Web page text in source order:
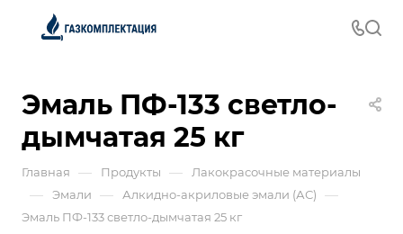
Эмаль ПФ-133 светло-
дымчатая 25 кг
Главная — Продукты — Лакокрасочные материалы
— Эмали — Алкидно-акриловые эмали (АС) —
Эмаль ПФ-133 светло-дымчатая 25 кг